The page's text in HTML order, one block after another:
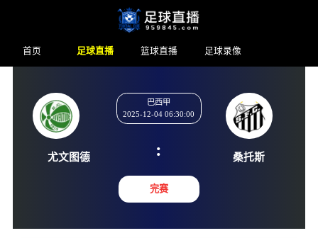
首页 足球直播 篮球直播 足球录像
巴西甲
2025-12-04 06:30:00
:
完赛